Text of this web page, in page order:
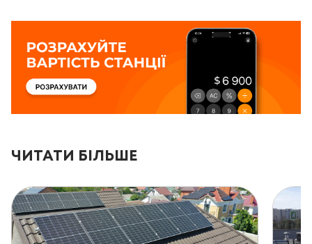
ЧИТАТИ БІЛЬШЕ